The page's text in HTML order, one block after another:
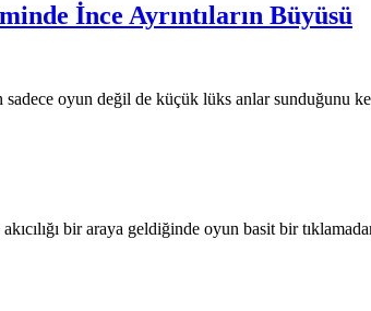
İnce Ayrıntıların Büyüsü
sadece oyun değil de küçük lüks anlar sunduğunu
bir araya geldiğinde oyun basit bir